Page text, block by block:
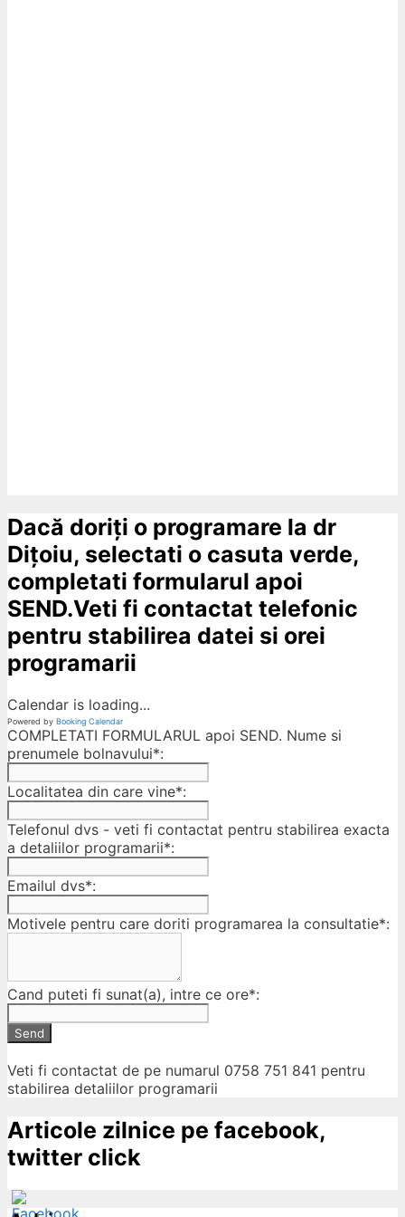
Dacă doriți o programare la dr
Dițoiu, selectati o casuta verde,
completati formularul apoi
SEND.Veti fi contactat telefonic
pentru stabilirea datei si orei
programarii
Calendar is loading...
Powered by Booking Calendar
COMPLETATI FORMULARUL apoi SEND. Nume si
prenumele bolnavului*:
Localitatea din care vine*:
Telefonul dvs - veti fi contactat pentru stabilirea exacta
a detaliilor programarii*:
Emailul dvs*:
Motivele pentru care doriti programarea la consultatie*:
Cand puteti fi sunat(a), intre ce ore*:
Send
Veti fi contactat de pe numarul 0758 751 841 pentru
stabilirea detaliilor programarii
Articole zilnice pe facebook,
twitter click